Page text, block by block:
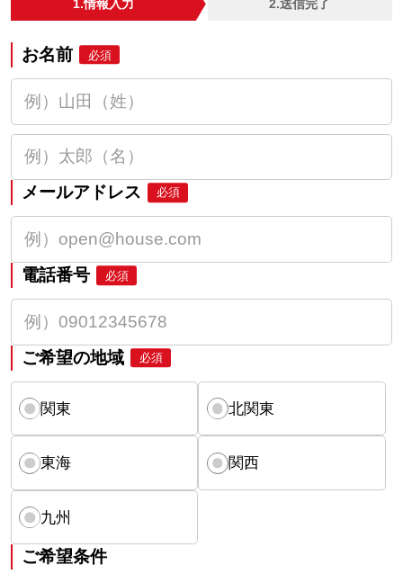
1.情報入力 2.送信完了
お名前 必須
メールアドレス 必須
電話番号 必須
ご希望の地域 必須
関東 北関東
東海 関西
九州
ご希望条件